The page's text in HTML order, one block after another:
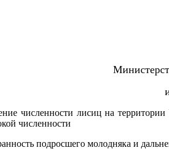
численности лисиц на
численности
подросшего молодняка и